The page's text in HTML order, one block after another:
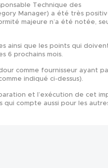
Technique des
Manager) a été très
majeure n’a été notée,
ainsi que les points qui
6 prochains mois.
comme fournisseur ayant
indiqué ci-dessus).
et l’exécution de cet
qui compte aussi pour les